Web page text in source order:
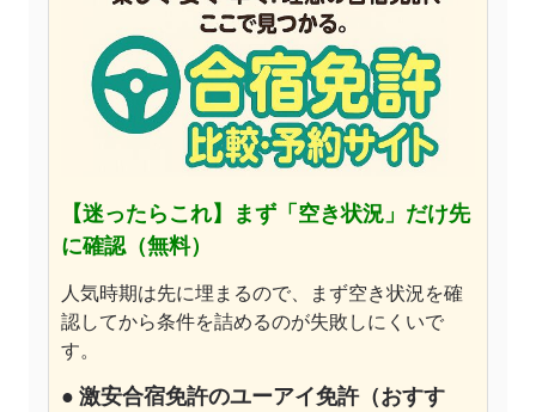
【迷ったらこれ】 まず「空き状況」だけ先
に確認（無料）
人気時期は先に埋まるので、まず空き状況を確
認してから条件を詰めるのが失敗しにくいで
す。
● 激安合宿免許のユーアイ免許（おすす